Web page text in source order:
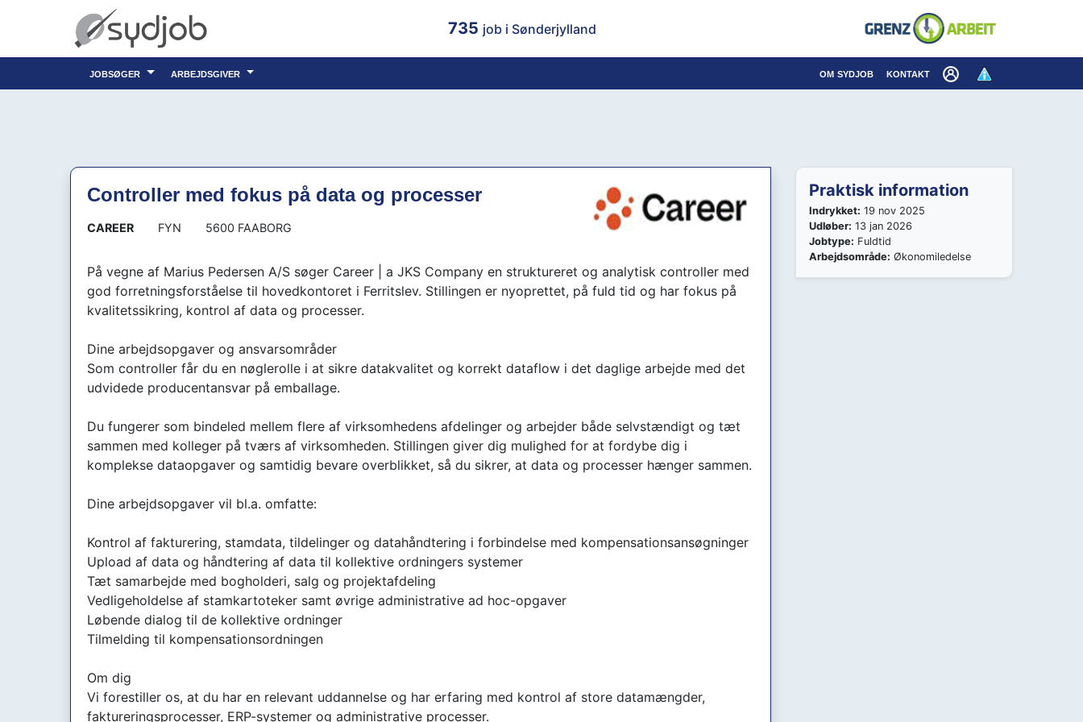
735 job i Sønderjylland
jobsøger arbejdsgiver om sydjob kontakt
Controller med fokus på data og processer
CAREER FYN 5600 FAABORG
På vegne af Marius Pedersen A/S søger Career | a JKS Company en struktureret og analytisk controller med
god forretningsforståelse til hovedkontoret i Ferritslev. Stillingen er nyoprettet, på fuld tid og har fokus på
kvalitetssikring, kontrol af data og processer.
Dine arbejdsopgaver og ansvarsområder
Som controller får du en nøglerolle i at sikre datakvalitet og korrekt dataflow i det daglige arbejde med det
udvidede producentansvar på emballage.
Du fungerer som bindeled mellem flere af virksomhedens afdelinger og arbejder både selvstændigt og tæt
sammen med kolleger på tværs af virksomheden. Stillingen giver dig mulighed for at fordybe dig i
komplekse dataopgaver og samtidig bevare overblikket, så du sikrer, at data og processer hænger sammen.
Dine arbejdsopgaver vil bl.a. omfatte:
Kontrol af fakturering, stamdata, tildelinger og datahåndtering i forbindelse med kompensationsansøgninger
Upload af data og håndtering af data til kollektive ordningers systemer
Tæt samarbejde med bogholderi, salg og projektafdeling
Vedligeholdelse af stamkartoteker samt øvrige administrative ad hoc-opgaver
Løbende dialog til de kollektive ordninger
Tilmelding til kompensationsordningen
Om dig
Vi forestiller os, at du har en relevant uddannelse og har erfaring med kontrol af store datamængder,
faktureringsprocesser, ERP-systemer og administrative processer.
Praktisk information
Indrykket: 19 nov 2025
Udløber: 13 jan 2026
Jobtype: Fuldtid
Arbejdsområde: Økonomiledelse